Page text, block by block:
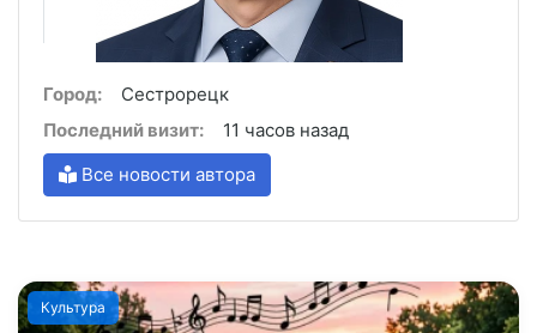
Город:
Сестрорецк
Последний визит:
11 часов назад
Все новости автора
Культура